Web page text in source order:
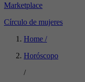
Marketplace
Círculo de mujeres
Home /
Horóscopo
/